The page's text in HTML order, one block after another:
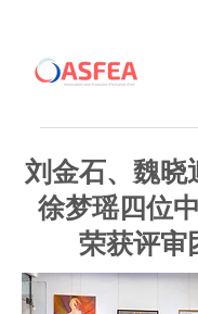
刘金石、魏晓
徐梦瑶四位
荣获评审